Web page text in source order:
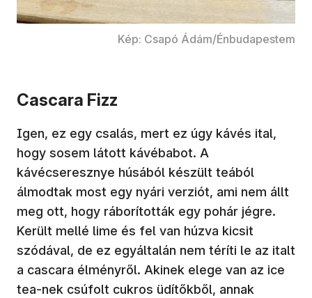
Kép: Csapó Ádám/Énbudapestem
Cascara Fizz
Igen, ez egy csalás, mert ez úgy kávés ital,
hogy sosem látott kávébabot. A
kávécseresznye húsából készült teából
álmodtak most egy nyári verziót, ami nem állt
meg ott, hogy ráborították egy pohár jégre.
Került mellé lime és fel van húzva kicsit
szódával, de ez egyáltalán nem téríti le az italt
a cascara élményről. Akinek elege van az ice
tea-nek csúfolt cukros üdítőkből, annak